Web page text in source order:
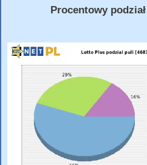
Procentowy